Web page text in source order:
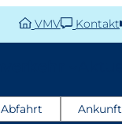
VMV Kontakt
Abfahrt Ankunft